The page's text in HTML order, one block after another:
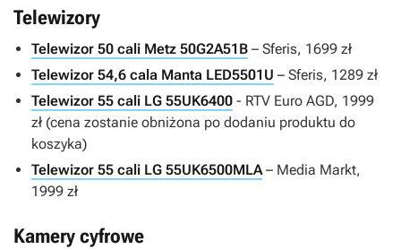
Telewizory
Telewizor 50 cali Metz 50G2A51B – Sferis, 1699 zł
Telewizor 54,6 cala Manta LED5501U – Sferis, 1289 zł
Telewizor 55 cali LG 55UK6400 - RTV Euro AGD, 1999
zł (cena zostanie obniżona po dodaniu produktu do
koszyka)
Telewizor 55 cali LG 55UK6500MLA– Media Markt,
1999 zł
Kamery cyfrowe